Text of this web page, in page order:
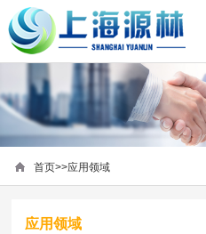
首页>>应用领域
应用领域